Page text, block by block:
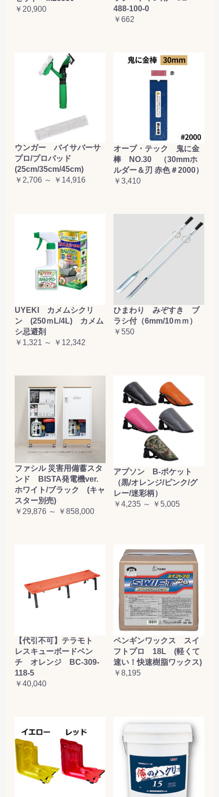
カートへ進む
￥20,900
488-100-0
￥662
ウンガー バイサバーサ
プロ/プロパッド
(25cm/35cm/45cm)
￥2,706 ～ ￥14,916
オーブ・テック 鬼に金
棒 NO.30 （30mmホ
ルダー＆刃 赤色＃2000）
￥3,410
UYEKI カメムシクリ
ン (250ｍL/4L) カメム
シ忌避剤
￥1,321 ～ ￥12,342
ひまわり みぞすき ブ
ラシ付（6mm/10ｍｍ）
￥550
ファシル 災害用備蓄スタ
ンド BISTA発電機ver.
ホワイト/ブラック (キャ
スター別売)
￥29,876 ～ ￥858,000
アプソン B-ポケット
（黒/オレンジ/ピンク/グ
レー/迷彩柄）
￥4,235 ～ ￥5,005
【代引不可】テラモト
レスキューボードベン
チ オレンジ BC-309-
118-5
￥40,040
ペンギンワックス スイ
フトプロ 18L (軽くて
速い！快速樹脂ワックス)
￥8,195